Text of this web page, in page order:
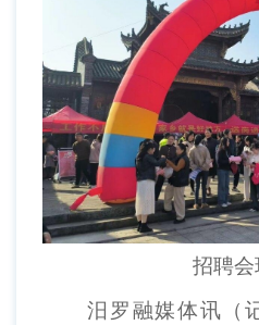
招聘会
汨罗融媒体讯（